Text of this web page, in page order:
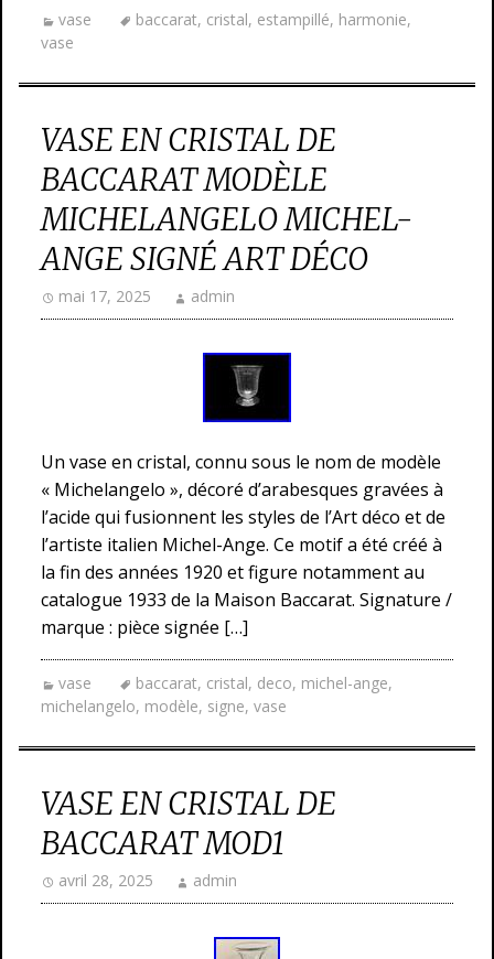
vase baccarat, cristal, estampillé, harmonie,
vase
VASE EN CRISTAL DE
BACCARAT MODÈLE
MICHELANGELO MICHEL-
ANGE SIGNÉ ART DÉCO
mai 17, 2025 admin
Un vase en cristal, connu sous le nom de modèle
« Michelangelo », décoré d’arabesques gravées à
l’acide qui fusionnent les styles de l’Art déco et de
l’artiste italien Michel-Ange. Ce motif a été créé à
la fin des années 1920 et figure notamment au
catalogue 1933 de la Maison Baccarat. Signature /
marque : pièce signée […]
vase baccarat, cristal, deco, michel-ange,
michelangelo, modèle, signe, vase
VASE EN CRISTAL DE
BACCARAT MOD1
avril 28, 2025 admin